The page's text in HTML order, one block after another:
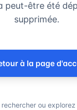
peut-être été
supprimée.
à la page
ou